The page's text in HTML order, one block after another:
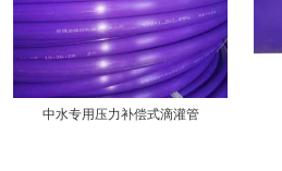
中水专用压力补偿式滴灌管